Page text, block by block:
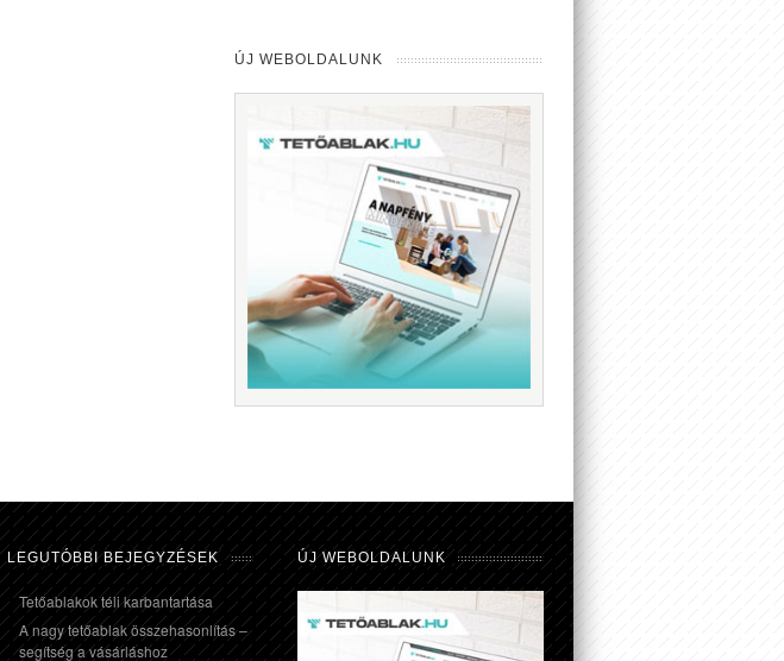
ÚJ WEBOLDALUNK
LEGUTÓBBI BEJEGYZÉSEK
Tetőablakok téli karbantartása
A nagy tetőablak összehasonlítás –
segítség a vásárláshoz
ÚJ WEBOLDALUNK